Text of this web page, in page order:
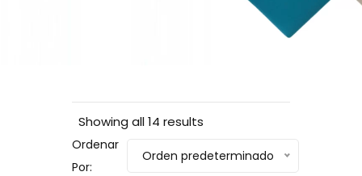
Showing all 14 results
Ordenar
Por:
Orden predeterminado